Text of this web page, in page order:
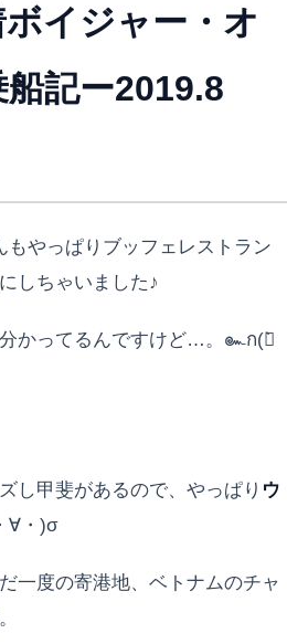
イジャー・オ
記ー2019.8
もやっぱりブッフェレストラン
にしちゃいました♪
かってるんですけど…。๛ก(ー̀
し甲斐があるので、やっぱり ウ
∀・)σ
一度の寄港地、ベトナムのチャ